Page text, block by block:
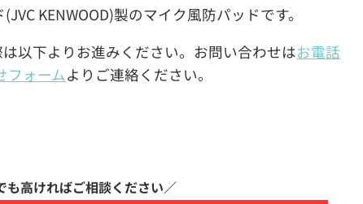
KENWOOD)製のマイク風防パッドです。
以下よりお進みください。お問い合わせはお電話
フォームよりご連絡ください。